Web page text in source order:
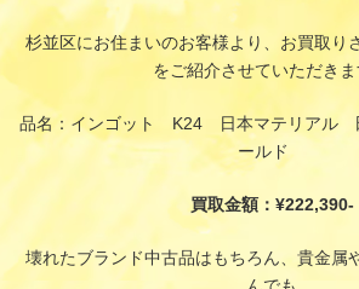
杉並区にお住まいのお客様より、お買取り
をご紹介させていただきま
品名：インゴット K24 日本マテリア
ールド
買取金額：¥222,390-
壊れたブランド中古品はもちろん、貴金属